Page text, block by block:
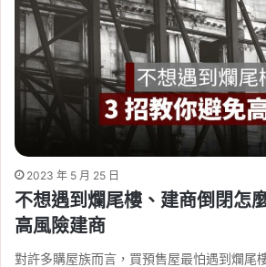
2023 年 5 月 25 日
不想遇到爛尾樓、建商倒閉怎
高風險建商
對許多購屋族而言，買預售屋最怕遇到爛尾